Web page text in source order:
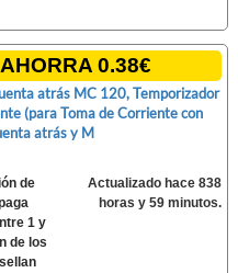
0.38€
atrás MC 120, Temporizador
(para Toma de Corriente con
atrás y M
de
1 y
de los
Actualizado hace 838
horas y 59 minutos.